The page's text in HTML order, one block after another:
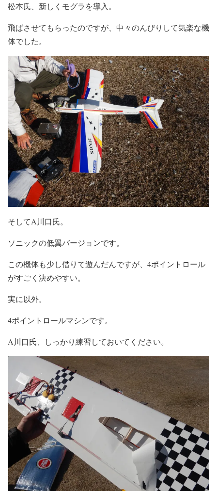
松本氏、新しくモグラを導入。
飛ばさせてもらったのですが、中々のんびりして気楽な機
体でした。
そしてA川口氏。
ソニックの低翼バージョンです。
この機体も少し借りて遊んだんですが、4ポイントロール
がすごく決めやすい。
実に以外。
4ポイントロールマシンです。
A川口氏、しっかり練習しておいてください。